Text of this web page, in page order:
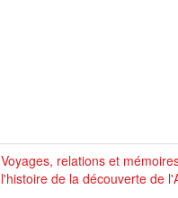
Voyages, relations et
l'histoire de la découverte de